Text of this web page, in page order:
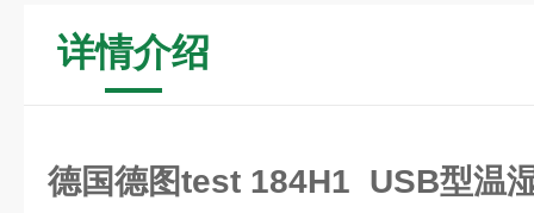
详情介绍
德国德图test 184H1 USB型温